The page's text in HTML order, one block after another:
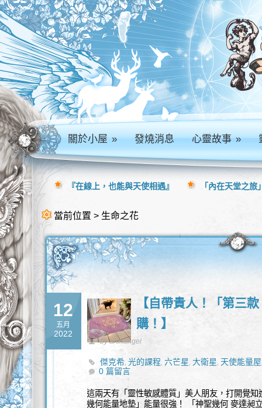
關於小屋» 發燒消息 心靈故事»
當前位置 > 生命之花
12
五月
2022
【自帶貴人！「第三
購！】
by archangel
傑克希,光的課程,六芒星,大衛星, 天使能量屋
地墊,至善意願之光
0 篇留言
這兩天有「靈性敏感體質」美人朋友，打開覺
幾何能量地墊」能量很強！ 「神聖幾何 麥達昶
『在線上，也能與天使相遇』 「內在天堂之